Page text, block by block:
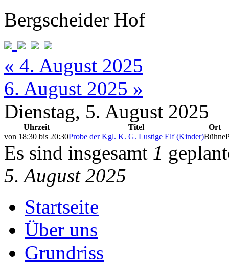
Bergscheider Hof
« 4. August 2025
6. August 2025 »
Dienstag, 5. August 2025
Uhrzeit Titel
Ort
von 18:30 bis 20:30Probe der Kgl. K. G. Lustige Elf (Kinder)Bühne
Es sind insgesamt 1
5. August 2025
Startseite
Über uns
Grundriss